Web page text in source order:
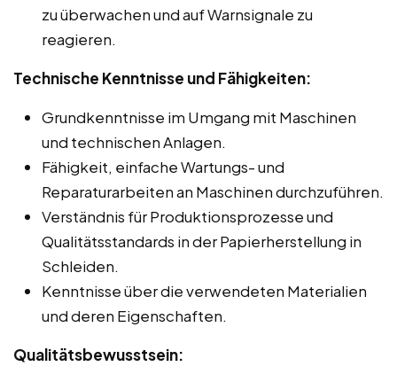
zu überwachen und auf Warnsignale zu
reagieren.
Technische Kenntnisse und Fähigkeiten:
Grundkenntnisse im Umgang mit Maschinen
und technischen Anlagen.
Fähigkeit, einfache Wartungs- und
Reparaturarbeiten an Maschinen durchzuführen.
Verständnis für Produktionsprozesse und
Qualitätsstandards in der Papierherstellung in
Schleiden.
Kenntnisse über die verwendeten Materialien
und deren Eigenschaften.
Qualitätsbewusstsein: